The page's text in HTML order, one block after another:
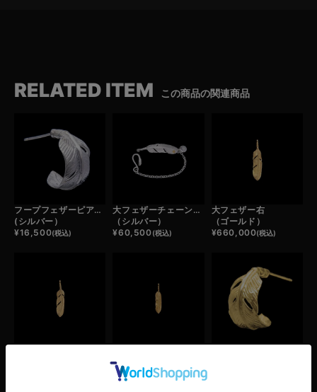
RELATED ITEM この商品の関連商品
フープフェザーピアス右
(シルバー）
¥16,500(税込)
大フェザーチェーンブレスレット右
（シルバー）
¥60,500(税込)
大フェザー右
（ゴールド）
¥660,000(税込)
（ゴールド）
¥286,000(税込)